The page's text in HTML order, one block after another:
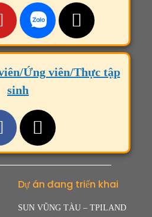
Ứng viên/Thực tập
sinh
Dự án đang triển khai
SUN VŨNG TÀU – TPILAND